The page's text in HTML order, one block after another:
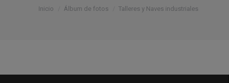
Estás aquí:
Inicio Álbum de fotos Talleres y Naves industriales